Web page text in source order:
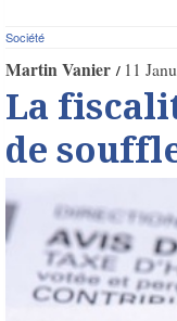
Société
Martin Vanier 11
La
de